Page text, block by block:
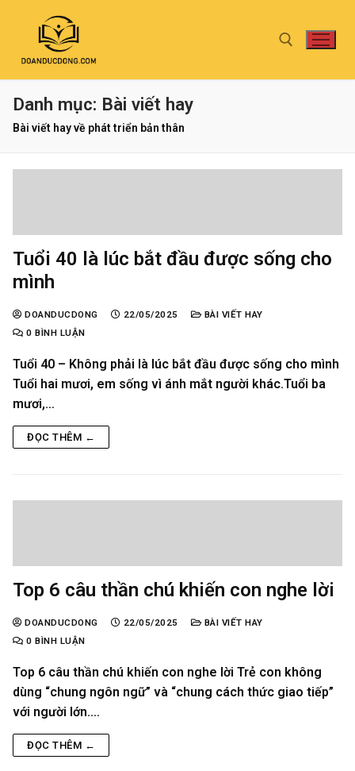
Danh mục: Bài viết hay
Bài viết hay về phát triển bản thân
Tuổi 40 là lúc bắt đầu được sống cho
mình
DOANDUCDONG 22/05/2025
BÀI VIẾT HAY
0 BÌNH LUẬN
Tuổi 40 – Không phải là lúc bắt đầu được sống cho mình
Tuổi hai mươi, em sống vì ánh mắt người khác.Tuổi ba
mươi,…
ĐỌC THÊM ←
Top 6 câu thần chú khiến con nghe lời
DOANDUCDONG 22/05/2025
BÀI VIẾT HAY
0 BÌNH LUẬN
Top 6 câu thần chú khiến con nghe lời Trẻ con không
dùng “chung ngôn ngữ” và “chung cách thức giao tiếp”
với người lớn.…
ĐỌC THÊM ←